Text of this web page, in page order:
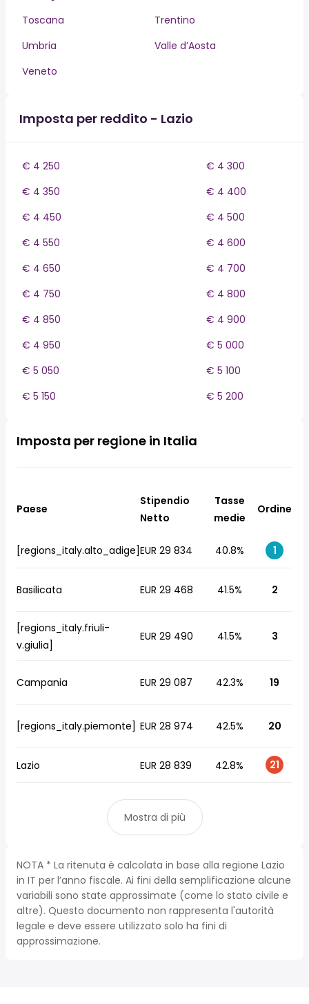
Toscana
Trentino
Umbria
Valle d’Aosta
Veneto
Imposta per reddito - Lazio
€ 4 250
€ 4 300
€ 4 350
€ 4 400
€ 4 450
€ 4 500
€ 4 550
€ 4 600
€ 4 650
€ 4 700
€ 4 750
€ 4 800
€ 4 850
€ 4 900
€ 4 950
€ 5 000
€ 5 050
€ 5 100
€ 5 150
€ 5 200
Imposta per regione in Italia
Paese
Stipendio
Netto
Tasse
medie
Ordine
[regions_italy.alto_adige]EUR 29 834 40.8% 1
Basilicata EUR 29 468 41.5% 2
[regions_italy.friuli-
v.giulia]
EUR 29 490 41.5% 3
Campania EUR 29 087 42.3% 19
[regions_italy.piemonte] EUR 28 974 42.5% 20
Lazio EUR 28 839 42.8% 21
Mostra di più
NOTA * La ritenuta è calcolata in base alla regione Lazio
in IT per l’anno fiscale. Ai fini della semplificazione alcune
variabili sono state approssimate (come lo stato civile e
altre). Questo documento non rappresenta l'autorità
legale e deve essere utilizzato solo ha fini di
approssimazione.